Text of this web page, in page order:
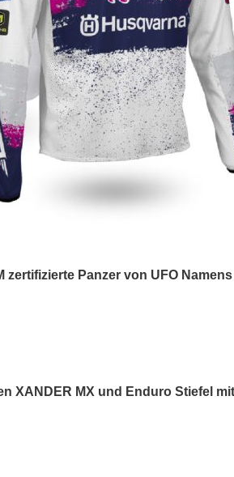
Panzer von UFO
XANDER MX und Enduro Stiefel